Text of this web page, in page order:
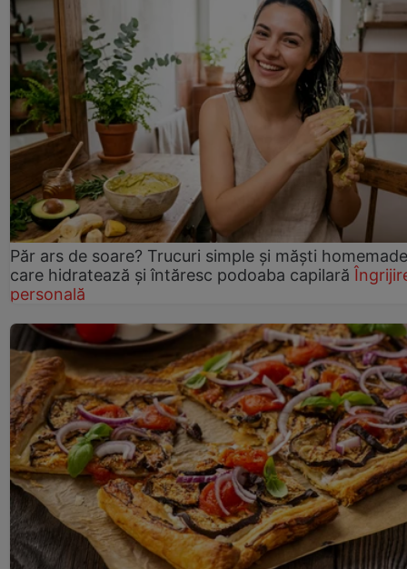
Păr ars de soare? Trucuri simple și măști homemade
care hidratează și întăresc podoaba capilară
personală